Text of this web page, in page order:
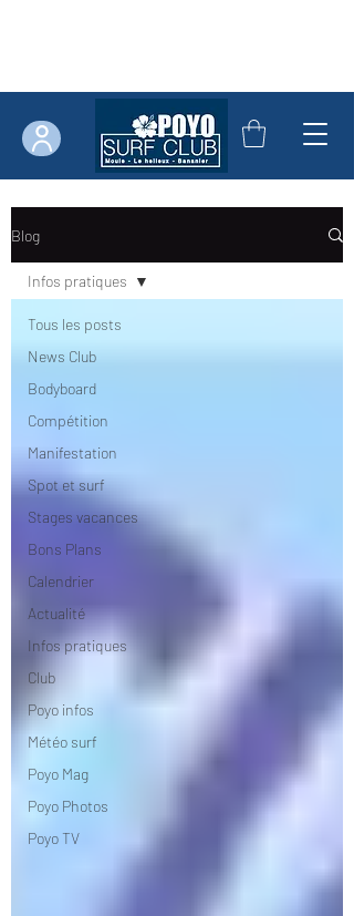
Blog
Tous les posts
News Club
Bodyboard
Compétition
Manifestation
Spot et surf
Stages vacances
Bons Plans
Calendrier
Actualité
Infos pratiques
Club
Poyo infos
Météo surf
Poyo Mag
Poyo Photos
Poyo TV
Infos pratiques